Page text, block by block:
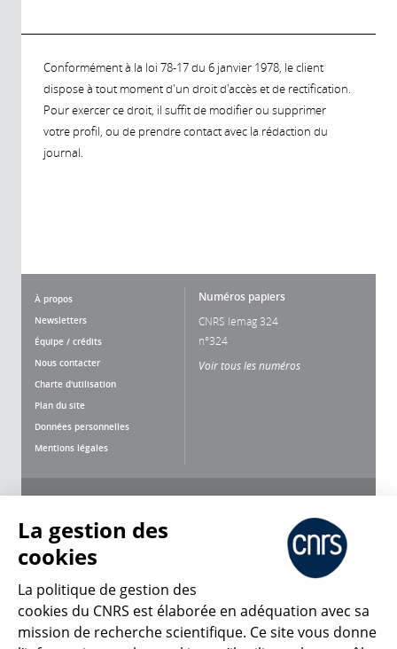
Conformément à la loi 78-17 du 6 janvier 1978, le client
dispose à tout moment d'un droit d'accès et de rectification.
Pour exercer ce droit, il suffit de modifier ou supprimer
votre profil, ou de prendre contact avec la rédaction du
journal.
À propos
Newsletters
Équipe / crédits
Nous contacter
Charte d'utilisation
Plan du site
Données personnelles
Mentions légales
Numéros papiers
CNRS lemag 324
n°324
Voir tous les numéros
CNRS Le Mag
La gestion des
cookies
La politique de gestion des
cookies du CNRS est élaborée en adéquation avec sa
mission de recherche scientifique. Ce site vous donne